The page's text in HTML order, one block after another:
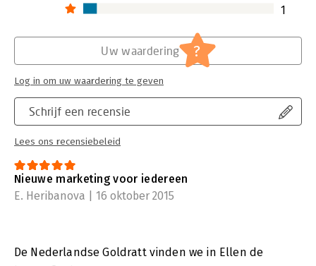
1
Schrijf een recensie
Lees ons recensiebeleid
Uw waardering ?
Log in om uw waardering te geven
Nieuwe marketing voor iedereen
E. Heribanova | 16 oktober 2015
De Nederlandse Goldratt vinden we in Ellen de